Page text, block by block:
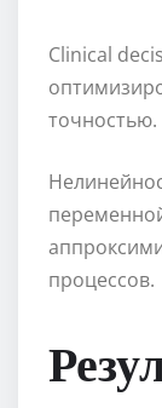
Clinical
точностью.
процессов.